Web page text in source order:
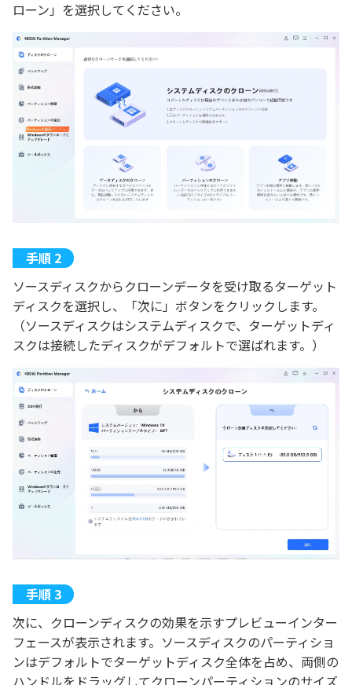
ローン」を選択してください。
ソースディスクからクローンデータを受け取るターゲット
ディスクを選択し、「次に」ボタンをクリックします。
（ソースディスクはシステムディスクで、ターゲットディ
スクは接続したディスクがデフォルトで選ばれます。）
次に、クローンディスクの効果を示すプレビューインター
フェースが表示されます。ソースディスクのパーティショ
ンはデフォルトでターゲットディスク全体を占め、両側の
ハンドルをドラッグしてクローンパーティションのサイズ